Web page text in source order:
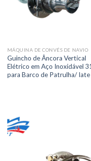
MÁQUINA DE CONVÉS DE NAVIO
Guincho de Âncora Vertical
Elétrico em Aço Inoxidável
para Barco de Patrulha/ Iate